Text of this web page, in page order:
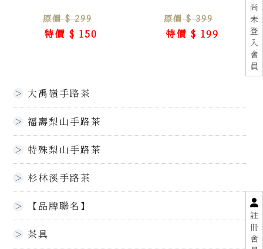
尚
未
登
入
會
員
註
冊
會
大禹嶺手路茶
福壽梨山手路茶
特殊梨山手路茶
杉林溪手路茶
【品牌聯名】
茶具
原價 $ 299
特價 $ 150
原價 $ 399
特價 $ 199